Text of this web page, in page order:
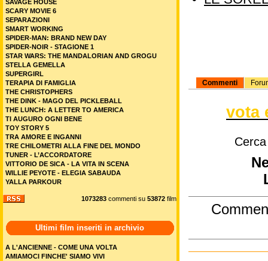
Commenti
vota
SAVAGE HOUSE
SCARY MOVIE 6
SEPARAZIONI
SMART WORKING
SPIDER-MAN: BRAND NEW DAY
SPIDER-NOIR - STAGIONE 1
STAR WARS: THE MANDALORIAN AND GROGU
STELLA GEMELLA
SUPERGIRL
TERAPIA DI FAMIGLIA
THE CHRISTOPHERS
THE DINK - MAGO DEL PICKLEBALL
THE LUNCH: A LETTER TO AMERICA
TI AUGURO OGNI BENE
TOY STORY 5
TRA AMORE E INGANNI
TRE CHILOMETRI ALLA FINE DEL MONDO
TUNER - L’ACCORDATORE
VITTORIO DE SICA - LA VITA IN SCENA
WILLIE PEYOTE - ELEGIA SABAUDA
YALLA PARKOUR
1073283 commenti su 53872 film
Ultimi film inseriti in archivio
A L'ANCIENNE - COME UNA VOLTA
AMIAMOCI FINCHE' SIAMO VIVI